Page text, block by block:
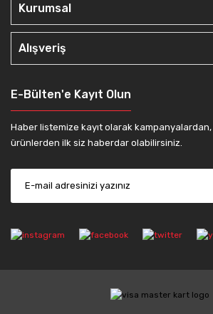
Kurumsal
Alışveriş
E-Bülten'e Kayıt Olun
Haber listemize kayıt olarak
ürünlerden ilk siz haberdar olabilirsiniz.